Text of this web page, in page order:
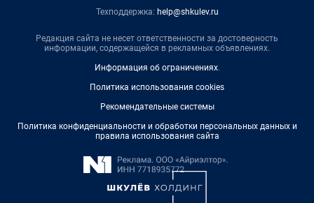
Техподдержка: help@shkulev.ru
Редакция сайта не несет ответственности за достоверность
информации, содержащейся в рекламных объявлениях.
Информация об ограничениях.
Политика использования cookies
Рекомендательные системы
Политика конфиденциальности и обработки персональных данных и
правила использования сайта